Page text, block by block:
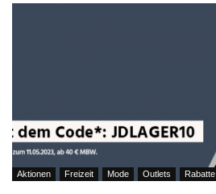
Aktionen Freizeit Mode Outlets Rabatte